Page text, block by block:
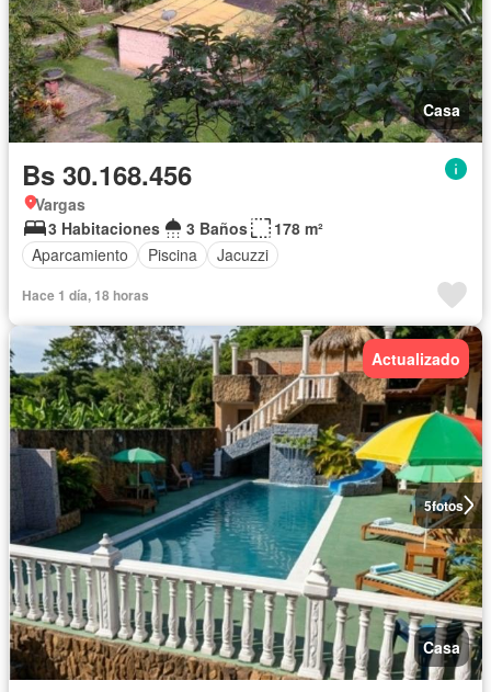
Casa
Bs 30.168.456
Vargas
3 Habitaciones
3 Baños
178 m²
Aparcamiento
Piscina Jacuzzi
Hace 1 día, 18 horas
5fotos
Actualizado
Casa